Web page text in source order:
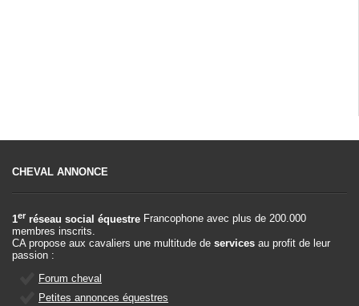
CHEVAL ANNONCE
1er réseau social équestre Francophone avec plus de 200.000
membres inscrits.
CA propose aux cavaliers une multitude de services au profit de leur
passion :
Forum cheval
Petites annonces équestres